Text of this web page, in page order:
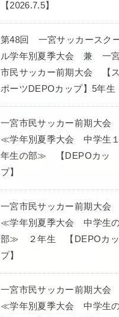
【2026.7.5】
第48回 一宮サッカースク
ル学年別夏季大会 兼 一宮
市民サッカー前期大会 【ス
ポーツDEPOカップ】5年生
一宮市民サッカー前期大会
≪学年別夏季大会 中学生１
年生の部≫ 【DEPOカッ
プ】
一宮市民サッカー前期大会
≪学年別夏季大会 中学生
部≫ ２年生 【DEPOカッ
プ】
一宮市民サッカー前期大会
≪学年別夏季大会 中学生